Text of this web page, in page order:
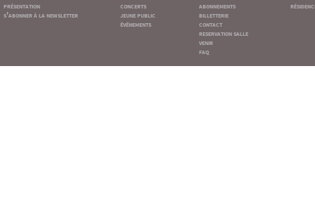
présentation
s'abonner à la newsletter
concerts
jeune public
événements
abonnements
billetterie
contact
reservation salle
venir
faq